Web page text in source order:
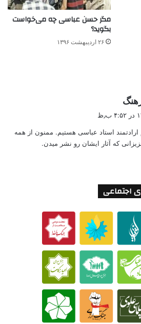
مگر حسن عباسی چه می‌خواست
بگوید؟
۲۶ اردیبهشت ۱۳۹۶
:
ارادتمند استاد عباسی هستیم. ممنون از همه
که آثار ایشان رو نشر میدن.
اجتماعی